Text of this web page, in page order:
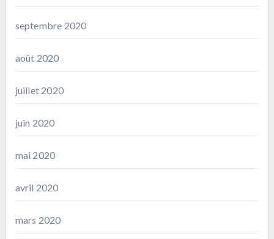
septembre 2020
août 2020
juillet 2020
juin 2020
mai 2020
avril 2020
mars 2020